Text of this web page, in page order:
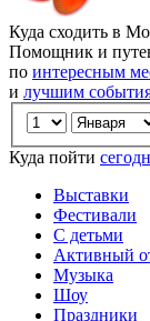
Куда сходить в
Помощник и
по интересным
и лучшим
Куда пойти
Выставки
Фестивали
С детьми
Активный
Музыка
Шоу
Праздники